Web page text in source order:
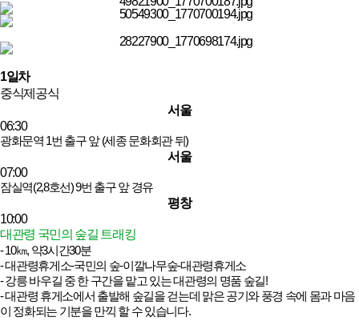
1일차
중식제공식
서울
06:30
광화문역 1번 출구 앞 (세종 문화회관 뒤)
서울
07:00
잠실역(2,8호선) 9번 출구 앞 경유
평창
10:00
대관령 국민의 숲길 트래킹
- 10㎞, 약3시간30분
- 대관령휴게소-국민의 숲-이깔나무숲-대관령휴게소
- 강릉 바우길 중 한 구간을 맡고 있는 대관령의 명품 숲길!
- 대관령 휴게소에서 출발해 숲길을 걷는데 맑은 공기와 풍경 속에 몸과 마음
이 정화되는 기분을 만끽 할 수 있습니다.